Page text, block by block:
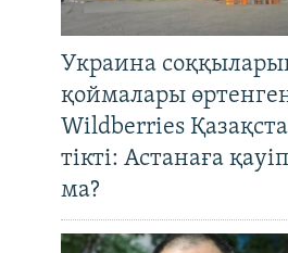
Украина
қоймалары
Wildberries
тікті: Астанаға
ма?